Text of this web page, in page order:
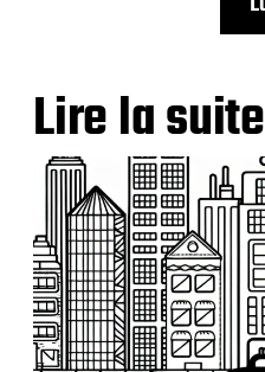
Lire la suite